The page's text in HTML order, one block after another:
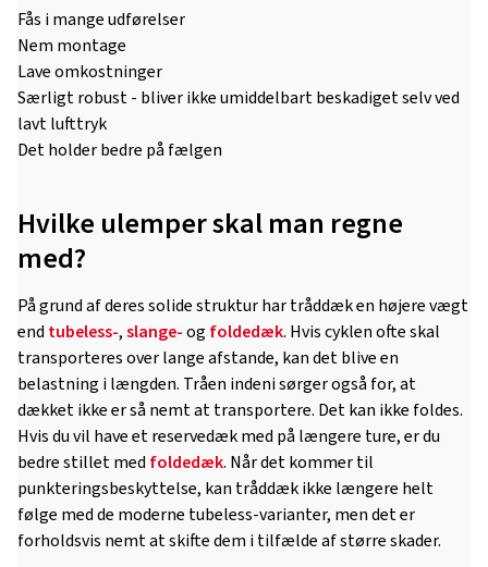
Fås i mange udførelser
Nem montage
Lave omkostninger
Særligt robust - bliver ikke umiddelbart beskadiget selv ved
lavt lufttryk
Det holder bedre på fælgen
Hvilke ulemper skal man regne
med?
På grund af deres solide struktur har tråddæk en højere vægt
end tubeless-,slange-og foldedæk. Hvis cyklen ofte skal
transporteres over lange afstande, kan det blive en
belastning i længden. Tråen indeni sørger også for, at
dækket ikke er så nemt at transportere. Det kan ikke foldes.
Hvis du vil have et reservedæk med på længere ture, er du
bedre stillet med foldedæk. Når det kommer til
punkteringsbeskyttelse, kan tråddæk ikke længere helt
følge med de moderne tubeless-varianter, men det er
forholdsvis nemt at skifte dem i tilfælde af større skader.